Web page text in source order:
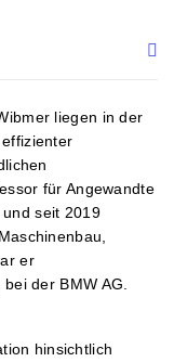
liegen in der
für Angewandte
seit 2019
er
der BMW AG.
hinsichtlich